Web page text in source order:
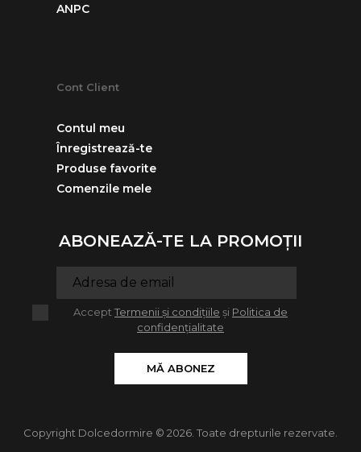
ANPC
Cont Client
Contul meu
Înregistrează-te
Produse favorite
Comenzile mele
ABONEAZĂ-TE LA PROMOȚII
Accept Termenii și condițiile și Politica de
confidențialitate
MĂ ABONEZ
Copyright Dolcedormire © 2026. Toate drepturile rezervate.